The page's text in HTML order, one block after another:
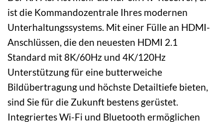
ist die Kommandozentrale Ihres modernen
Unterhaltungssystems. Mit einer Fülle an HDMI-
Anschlüssen, die den neuesten HDMI 2.1
Standard mit 8K/60Hz und 4K/120Hz
Unterstützung für eine butterweiche
Bildübertragung und höchste Detailtiefe bieten,
sind Sie für die Zukunft bestens gerüstet.
Integriertes Wi-Fi und Bluetooth ermöglichen